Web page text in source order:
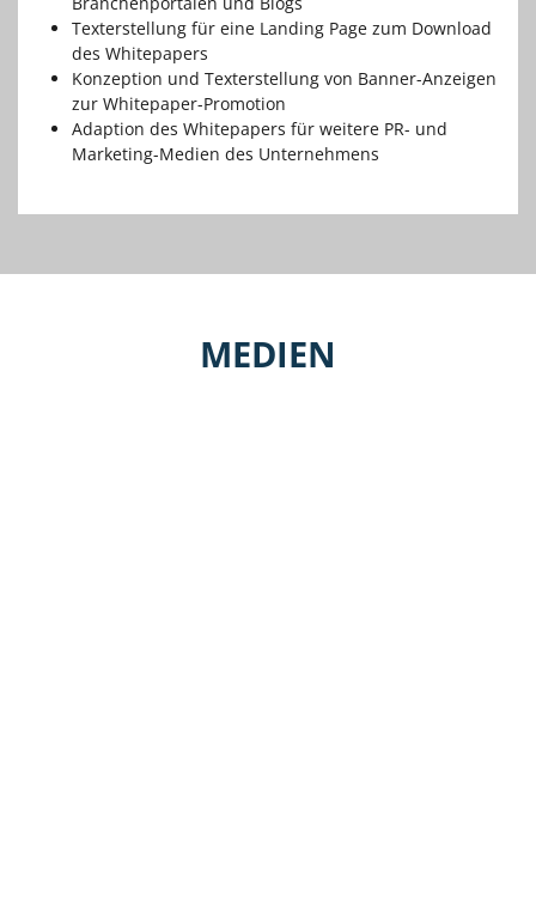
Texterstellung für eine Landing Page zum Download
des Whitepapers
Konzeption und Texterstellung von Banner-Anzeigen
zur Whitepaper-Promotion
Adaption des Whitepapers für weitere PR- und
Marketing-Medien des Unternehmens
MEDIEN